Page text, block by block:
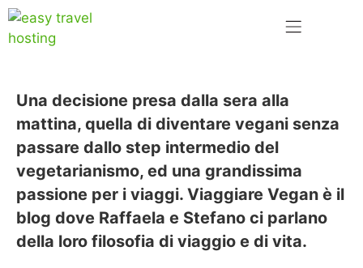
Una decisione presa dalla sera alla
mattina, quella di diventare vegani senza
passare dallo step intermedio del
vegetarianismo, ed una grandissima
passione per i viaggi. Viaggiare Vegan è il
blog dove Raffaela e Stefano ci parlano
della loro filosofia di viaggio e di vita.